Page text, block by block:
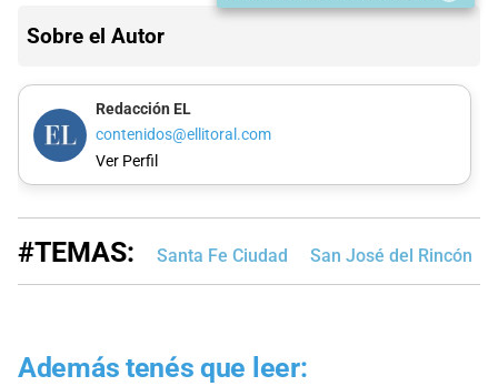
Sobre el Autor
Redacción EL
contenidos@ellitoral.com
Ver Perfil
#TEMAS: Santa Fe Ciudad San José del Rincón
Además tenés que leer: